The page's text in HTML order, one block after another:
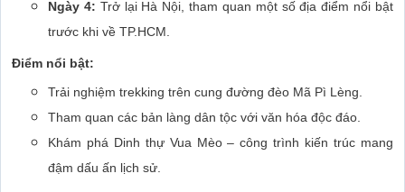
Ngày 4: Trở lại Hà Nội, tham quan một số địa điểm nổi bật
trước khi về TP.HCM.
Điểm nổi bật:
Trải nghiệm trekking trên cung đường đèo Mã Pì Lèng.
Tham quan các bản làng dân tộc với văn hóa độc đáo.
Khám phá Dinh thự Vua Mèo – công trình kiến trúc mang
đậm dấu ấn lịch sử.